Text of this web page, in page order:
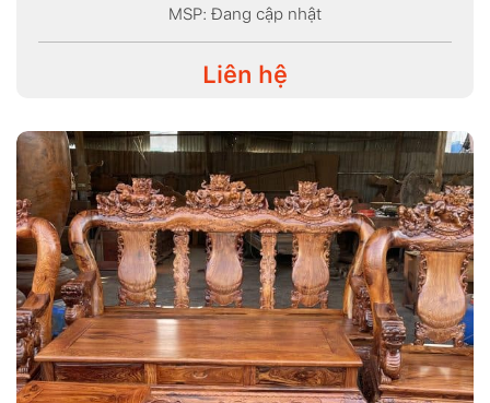
MSP: Đang cập nhật
Liên hệ